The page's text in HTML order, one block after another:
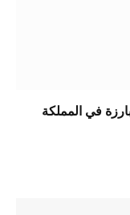
في المملكة